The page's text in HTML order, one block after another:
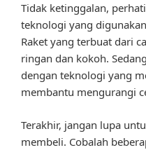
Tidak ketinggalan,
teknologi yang
Raket yang terbuat dari
ringan dan kokoh.
dengan teknologi yang
membantu mengurangi
Terakhir, jangan lupa
membeli. Cobalah